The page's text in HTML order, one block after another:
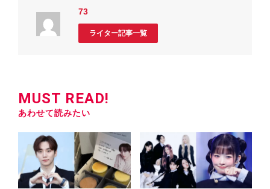
73
ライター記事一覧
MUST READ!
あわせて読みたい